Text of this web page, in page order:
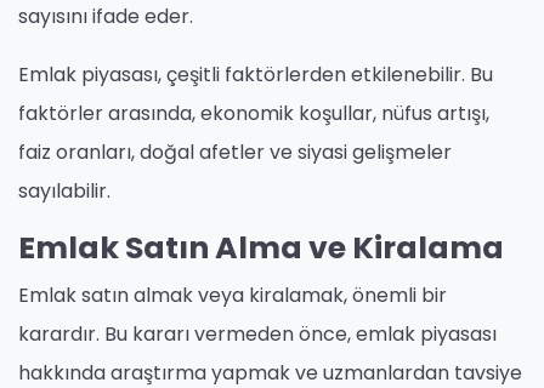
sayısını ifade eder.
Emlak piyasası, çeşitli faktörlerden etkilenebilir. Bu
faktörler arasında, ekonomik koşullar, nüfus artışı,
faiz oranları, doğal afetler ve siyasi gelişmeler
sayılabilir.
Emlak Satın Alma ve Kiralama
Emlak satın almak veya kiralamak, önemli bir
karardır. Bu kararı vermeden önce, emlak piyasası
hakkında araştırma yapmak ve uzmanlardan tavsiye